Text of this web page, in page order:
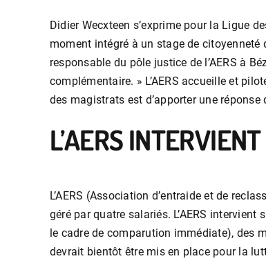
Didier Wecxteen s’exprime pour la Ligue
moment intégré à un stage de citoyenneté
responsable du pôle justice de l’AERS à
complémentaire. » L’AERS accueille et
des magistrats est d’apporter une réponse
L’AERS
L’AERS (Association d’entraide et de
géré par quatre salariés. L’AERS
le cadre de comparution immédiate), des
devrait bientôt être mis en place pour la